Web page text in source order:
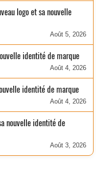
logo et sa nouvelle
Août 5, 2026
identité de marque
Août 4, 2026
identité de marque
Août 4, 2026
nouvelle identité de
Août 3, 2026